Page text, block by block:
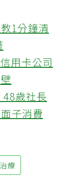
1分鐘清
用卡公司
歲社長
子消費
治療